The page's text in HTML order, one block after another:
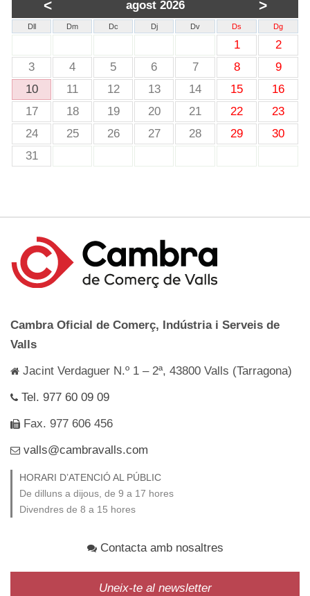
< agost 2026 >
Dll Dm Dc Dj Dv Ds Dg
1
2
3
4 5 6 7 8
9
10
11 12 13 14 15
16
17
18 19 20 21 22
23
24
25 26 27 28 29
30
31
Cambra Oficial de Comerç, Indústria i Serveis de
Valls
Jacint Verdaguer N.º 1 – 2ª, 43800 Valls (Tarragona)
Tel. 977 60 09 09
Fax. 977 606 456
valls@cambravalls.com
HORARI D’ATENCIÓ AL PÚBLIC
De dilluns a dijous, de 9 a 17 hores
Divendres de 8 a 15 hores
Contacta amb nosaltres
Uneix-te al newsletter